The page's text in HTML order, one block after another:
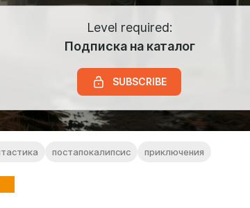
Level required:
Подписка на каталог
SUBSCRIBE
постапокалипсис приключения